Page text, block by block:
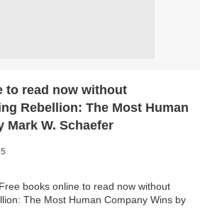
to read now without
Rebellion: The Most Human
Mark W. Schaefer